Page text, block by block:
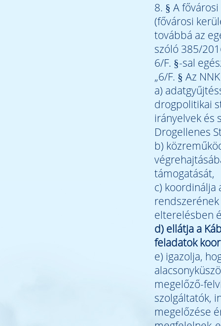
8. § A
(fővárosi
továbbá az
szóló 385/
6/F. §-sal
„6/F. § Az
a)
drogpolitikai
irányelvek és
Drogellenes
b)
támogatását,
c) koordinálja
elterelésben
d) ellátja a
feladatok
e) igazolja,
megelőző-
szolgáltatók,
megelőzése